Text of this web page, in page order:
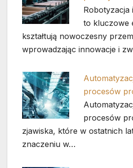
Robotyzacja
to kluczowe
kształtują nowoczesny
wprowadzając innowacje i
procesów
procesów
zjawiska, które w ostatnich
znaczeniu w…